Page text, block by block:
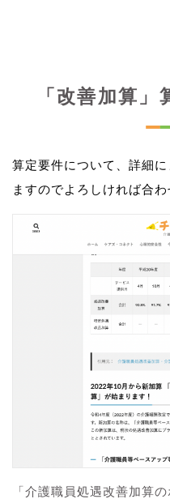
「改善加算
算定要件について、詳細
ますのでよろしければ合わ
「介護職員処遇改善加算